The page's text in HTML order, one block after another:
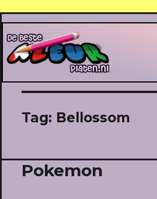
De Beste Kleurplaten
Tag: Bellossom
Pokemon